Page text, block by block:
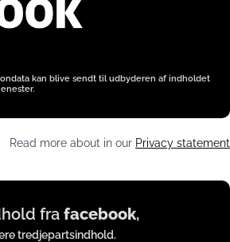
kan blive sendt til udbyderen af indholdet
Read more about in our Privacy statement
fra facebook,
tredjepartsindhold.